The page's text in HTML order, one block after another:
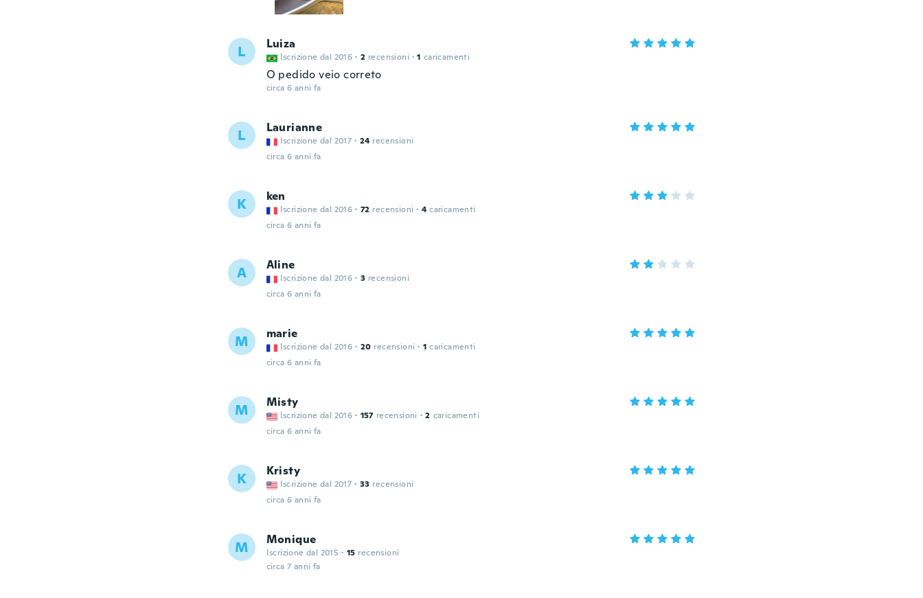
L Luiza
Iscrizione dal 2016 · 2 recensioni · 1 caricamenti
O pedido veio correto
circa 6 anni fa
L Laurianne
Iscrizione dal 2017 · 24 recensioni
circa 6 anni fa
K ken
Iscrizione dal 2016 · 72 recensioni · 4 caricamenti
circa 6 anni fa
A Aline
Iscrizione dal 2016 · 3 recensioni
circa 6 anni fa
M marie
Iscrizione dal 2016 · 20 recensioni · 1 caricamenti
circa 6 anni fa
M Misty
Iscrizione dal 2016 · 157 recensioni · 2 caricamenti
circa 6 anni fa
K Kristy
Iscrizione dal 2017 · 33 recensioni
circa 6 anni fa
M Monique
Iscrizione dal 2015 · 15 recensioni
circa 7 anni fa